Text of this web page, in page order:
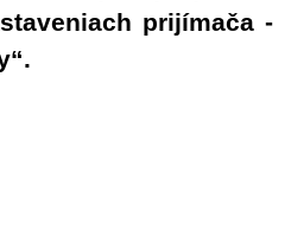
prijímača -